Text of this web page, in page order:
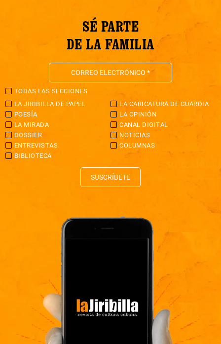
SÉ PARTE
DE LA FAMILIA
TODAS LAS SECCIONES
LA JIRIBILLA DE PAPEL
LA CARICATURA DE GUARDIA
POESÍA
LA OPINIÓN
LA MIRADA
CANAL DIGITAL
DOSSIER
NOTICIAS
ENTREVISTAS
COLUMNAS
BIBLIOTECA
SUSCRÍBETE